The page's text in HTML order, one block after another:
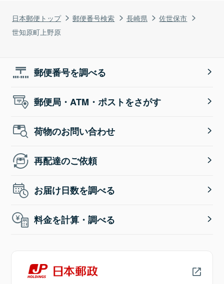
日本郵便トップ 郵便番号検索 長崎県
佐世保市
世知原町上野原
郵便番号を調べる
郵便局・ATM・ポストをさがす
荷物のお問い合わせ
再配達のご依頼
お届け日数を調べる
料金を計算・調べる